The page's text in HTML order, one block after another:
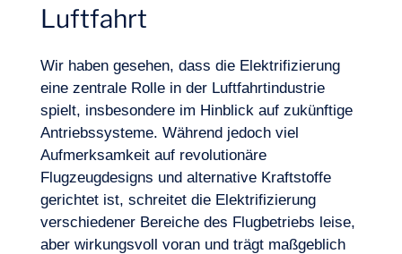
Unser Abenteuer
Luftfahrt
Wir haben gesehen, dass die Elektrifizierung
eine zentrale Rolle in der Luftfahrtindustrie
spielt, insbesondere im Hinblick auf zukünftige
Antriebssysteme. Während jedoch viel
Aufmerksamkeit auf revolutionäre
Flugzeugdesigns und alternative Kraftstoffe
gerichtet ist, schreitet die Elektrifizierung
verschiedener Bereiche des Flugbetriebs leise,
aber wirkungsvoll voran und trägt maßgeblich